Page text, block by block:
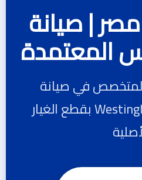
| صيانة
المعتمدة
المتخصص في صيانة
ميكروويف Westinghouse بقطع الغيار